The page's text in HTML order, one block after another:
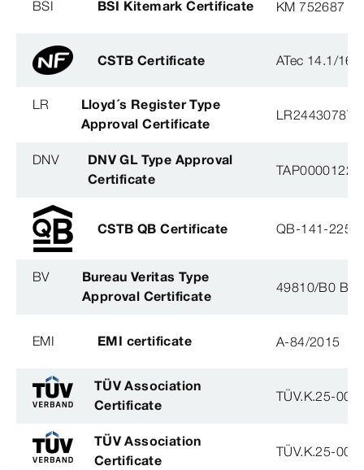
BSI BSI Kitemark Certificate KM 752687
CSTB Certificate ATec 14.1/16-
LR
Lloyd´s Register Type
Approval Certificate
LR2443078TA
DNV
DNV GL Type Approval
Certificate
TAP0000122,
CSTB QB Certificate QB-141-
BV
Bureau Veritas Type
Approval Certificate
49810/B0 BV
EMI EMI certificate A-84/2015
TÜV Association
Certificate
TÜV.K.25-007
TÜV Association
Certificate
TÜV.K.25-007